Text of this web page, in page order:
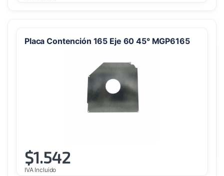
Placa Contención 165 Eje 60 45° MGP6165
$1.542
IVA Incluido